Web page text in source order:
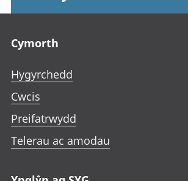
Cymorth
Hygyrchedd
Cwcis
Preifatrwydd
Telerau ac amodau